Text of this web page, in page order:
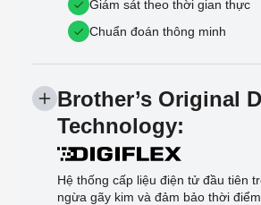
Giám sát theo thời gian thực
Chuẩn đoán thông minh
Brother’s Original
Technology:
Hệ thống cấp liệu điện tử đầu tiên
ngừa gãy kim và đảm bảo thời